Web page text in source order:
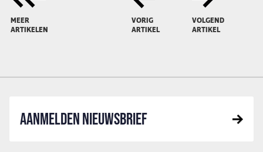
MEER
ARTIKELEN
VORIG
ARTIKEL
VOLGEND
ARTIKEL
AANMELDEN NIEUWSBRIEF